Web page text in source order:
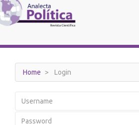
Main
Navigation
Main
Sidebar
Home Login